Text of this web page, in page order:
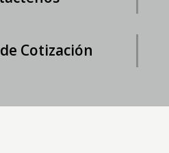
Cotización